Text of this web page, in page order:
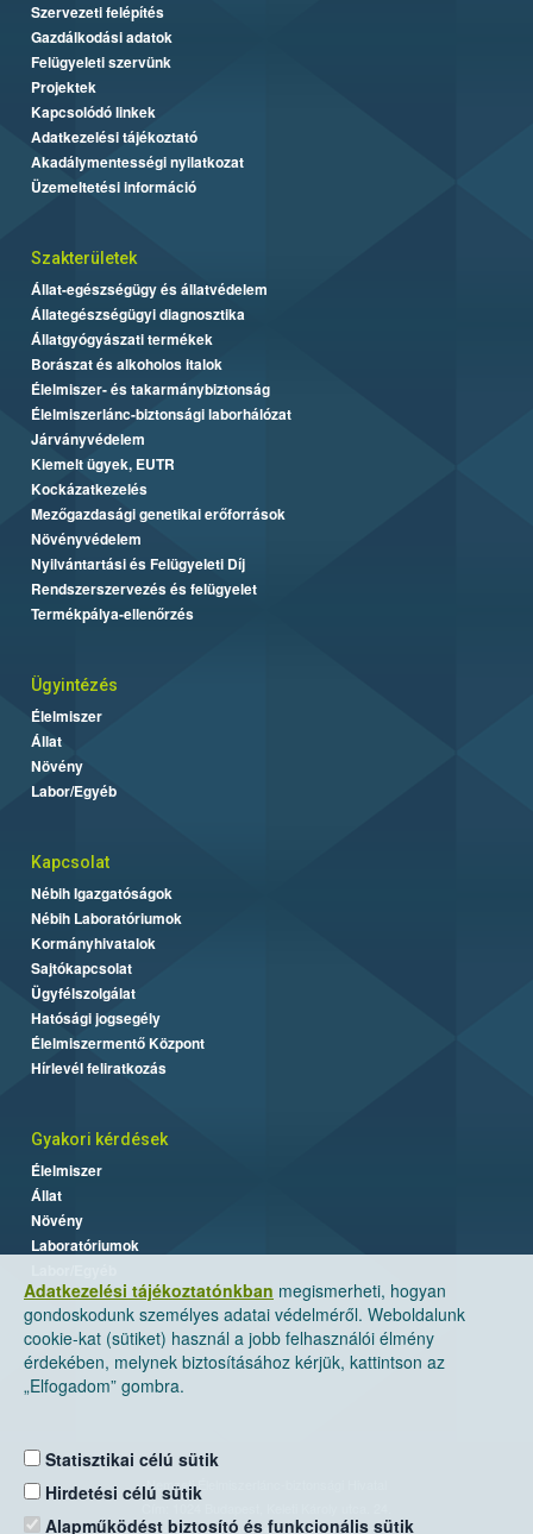
Adatkezelési tájékoztatónkban megismerheti, hogyan
gondoskodunk személyes adatai védelméről. Weboldalunk
cookie-kat (sütiket) használ a jobb felhasználói élmény
érdekében, melynek biztosításához kérjük, kattintson az
„Elfogadom” gombra.
Statisztikai célú sütik
Hirdetési célú sütik
Alapműködést biztosító és funkcionális sütik
Szervezeti felépítés
Gazdálkodási adatok
Felügyeleti szervünk
Projektek
Kapcsolódó linkek
Adatkezelési tájékoztató
Akadálymentességi nyilatkozat
Üzemeltetési információ
Szakterületek
Állat-egészségügy és állatvédelem
Állategészségügyi diagnosztika
Állatgyógyászati termékek
Borászat és alkoholos italok
Élelmiszer- és takarmánybiztonság
Élelmiszerlánc-biztonsági laborhálózat
Járványvédelem
Kiemelt ügyek, EUTR
Kockázatkezelés
Mezőgazdasági genetikai erőforrások
Növényvédelem
Nyilvántartási és Felügyeleti Díj
Rendszerszervezés és felügyelet
Termékpálya-ellenőrzés
Ügyintézés
Élelmiszer
Állat
Növény
Labor/Egyéb
Kapcsolat
Nébih Igazgatóságok
Nébih Laboratóriumok
Kormányhivatalok
Sajtókapcsolat
Ügyfélszolgálat
Hatósági jogsegély
Élelmiszermentő Központ
Hírlevél feliratkozás
Gyakori kérdések
Élelmiszer
Állat
Növény
Laboratóriumok
Nemzeti Élelmiszerlánc-biztonsági Hivatal